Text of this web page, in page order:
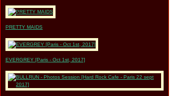
PRETTY MAIDS
EVERGREY [Paris - Oct 1st, 2017]